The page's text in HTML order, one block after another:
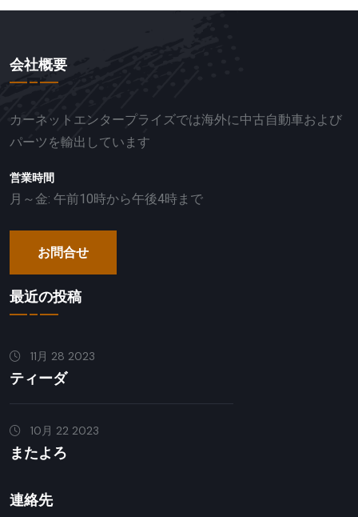
会社概要
カーネットエンタープライズでは海外に中古自動車および
パーツを輸出しています
営業時間
月～金: 午前10時から午後4時まで
お問合せ
最近の投稿
11月 28 2023
ティーダ
10月 22 2023
またよろ
連絡先